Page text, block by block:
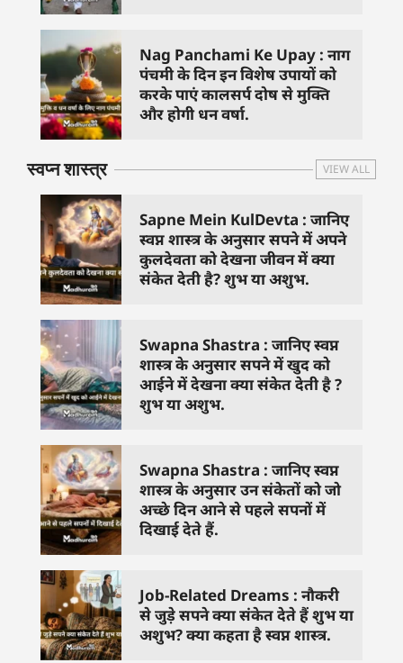
Nag Panchami Ke Upay : नाग
पंचमी के दिन इन विशेष उपायों को
करके पाएं कालसर्प दोष से मुक्ति
और होगी धन वर्षा.
स्वप्न शास्त्र VIEW ALL
Sapne Mein KulDevta : जानिए
स्वप्न शास्त्र के अनुसार सपने में अपने
कुलदेवता को देखना जीवन में क्या
संकेत देती है? शुभ या अशुभ.
Swapna Shastra : जानिए स्वप्न
शास्त्र के अनुसार सपने में खुद को
आईने में देखना क्या संकेत देती है ?
शुभ या अशुभ.
Swapna Shastra : जानिए स्वप्न
शास्त्र के अनुसार उन संकेतों को जो
अच्छे दिन आने से पहले सपनों में
दिखाई देते हैं.
Job-Related Dreams : नौकरी
से जुड़े सपने क्या संकेत देते हैं शुभ या
अशुभ? क्या कहता है स्वप्न शास्त्र.